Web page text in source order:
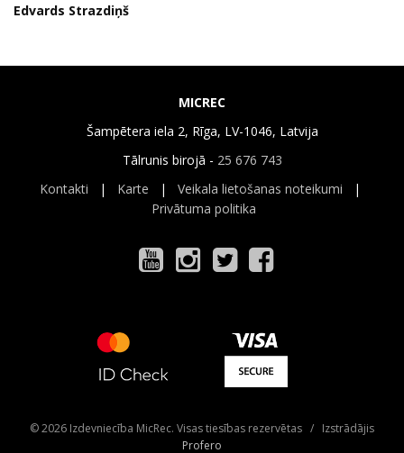
Edvards Strazdiņš
MICREC
Šampētera iela 2, Rīga, LV-1046, Latvija
Tālrunis birojā - 25 676 743
Kontakti | Karte | Veikala lietošanas noteikumi |
Privātuma politika
© 2026 Izdevniecība MicRec. Visas tiesības rezervētas / Izstrādājis
Profero